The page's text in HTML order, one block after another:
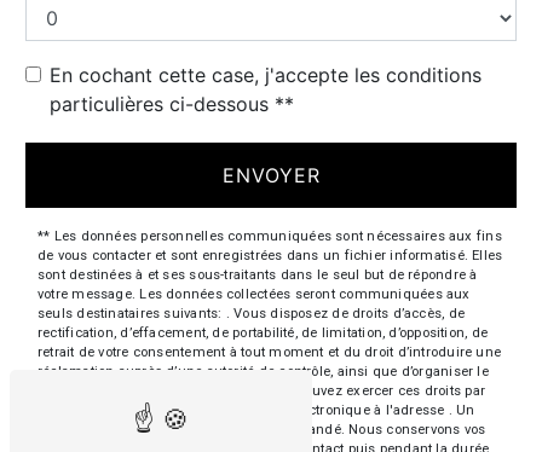
En cochant cette case, j'accepte les conditions
particulières ci-dessous **
ENVOYER
** Les données personnelles communiquées sont nécessaires aux fins
de vous contacter et sont enregistrées dans un fichier informatisé. Elles
sont destinées à et ses sous-traitants dans le seul but de répondre à
votre message. Les données collectées seront communiquées aux
seuls destinataires suivants: . Vous disposez de droits d’accès, de
rectification, d’effacement, de portabilité, de limitation, d’opposition, de
retrait de votre consentement à tout moment et du droit d’introduire une
réclamation auprès d’une autorité de contrôle, ainsi que d’organiser le
sort de vos données post-mortem. Vous pouvez exercer ces droits par
voie postale à l'adresse ou par courrier électronique à l'adresse . Un
justificatif d'identité pourra vous être demandé. Nous conservons vos
données pendant la période de prise de contact puis pendant la durée